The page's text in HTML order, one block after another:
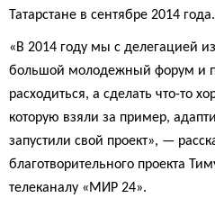
Татарстане в сентябре 2014 года.
«В 2014 году мы с делегацией
большой молодежный форум и
расходиться, а сделать что-то
которую взяли за пример,
запустили свой проект», —
благотворительного проекта
телеканалу «МИР 24».